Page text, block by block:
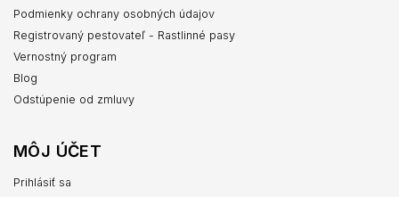
Podmienky ochrany osobných údajov
Registrovaný pestovateľ - Rastlinné pasy
Vernostný program
Blog
Odstúpenie od zmluvy
MÔJ ÚČET
Prihlásiť sa